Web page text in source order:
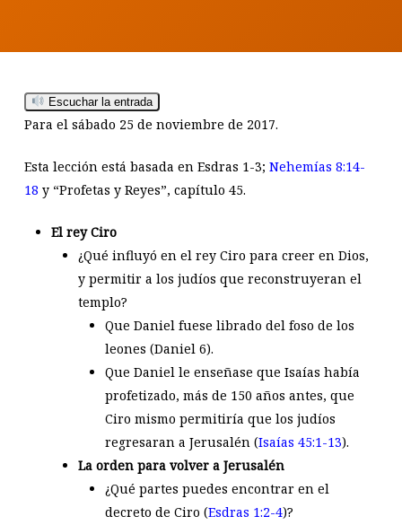
Escuchar la entrada
Para el sábado 25 de noviembre de 2017.
Esta lección está basada en Esdras 1-3; Nehemías 8:14-
18 y “Profetas y Reyes”, capítulo 45.
El rey Ciro
¿Qué influyó en el rey Ciro para creer en Dios,
y permitir a los judíos que reconstruyeran el
templo?
Que Daniel fuese librado del foso de los
leones (Daniel 6).
Que Daniel le enseñase que Isaías había
profetizado, más de 150 años antes, que
Ciro mismo permitiría que los judíos
regresaran a Jerusalén (Isaías 45:1-13).
La orden para volver a Jerusalén
¿Qué partes puedes encontrar en el
decreto de Ciro (Esdras 1:2-4)?